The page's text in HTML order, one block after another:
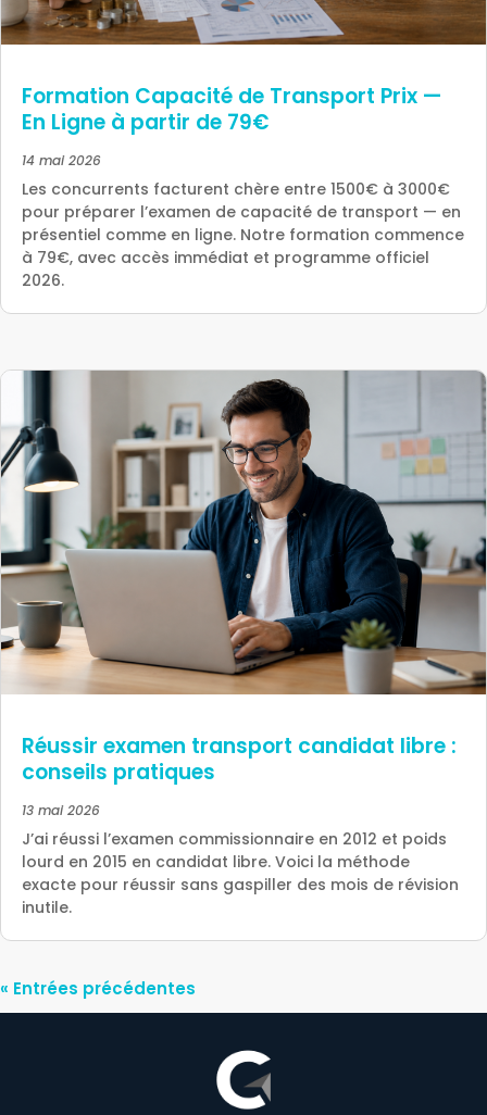
Formation Capacité de Transport Prix —
En Ligne à partir de 79€
14 mai 2026
Les concurrents facturent chère entre 1500€ à 3000€
pour préparer l’examen de capacité de transport — en
présentiel comme en ligne. Notre formation commence
à 79€, avec accès immédiat et programme officiel
2026.
Réussir examen transport candidat libre :
conseils pratiques
13 mai 2026
J’ai réussi l’examen commissionnaire en 2012 et poids
lourd en 2015 en candidat libre. Voici la méthode
exacte pour réussir sans gaspiller des mois de révision
inutile.
« Entrées précédentes